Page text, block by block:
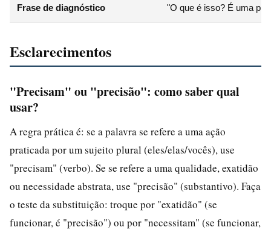
Frase de diagnóstico "O que é isso? É uma
Esclarecimentos
"Precisam" ou "precisão": como saber qual
usar?
A regra prática é: se a palavra se refere a uma ação
praticada por um sujeito plural (eles/elas/vocês), use
"precisam" (verbo). Se se refere a uma qualidade, exatidão
ou necessidade abstrata, use "precisão" (substantivo). Faça
o teste da substituição: troque por "exatidão" (se
funcionar, é "precisão") ou por "necessitam" (se funcionar,